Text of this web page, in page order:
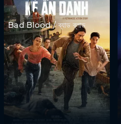
Bad Blood / ব্যাড ব্লাড